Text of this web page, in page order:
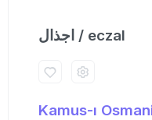
اجذال / eczal
Kamus-ı